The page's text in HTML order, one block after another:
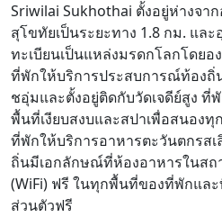
Sriwilai Sukhothai ตั้งอยู่ห่างจา
สุโขทัยเป็นระยะทาง 1.8 กม. แล
ทะเบียนเป็นแหล่งมรดกโลกโดยอ
ที่พักให้บริการประสบการณ์ท้องถิ่
ชอุ่มและตั้งอยู่ติดกับวัดเจดีย์สูง
พื้นที่เงียบสงบและสปาเพื่อสนอง
ที่พักให้บริการอาหารตะวันตกรส
ถิ่นมีเอกลักษณ์ที่ห้องอาหารในสถ
(WiFi) ฟรี ในทุกพื้นที่ของที่พักแล
ส่วนตัวฟรี